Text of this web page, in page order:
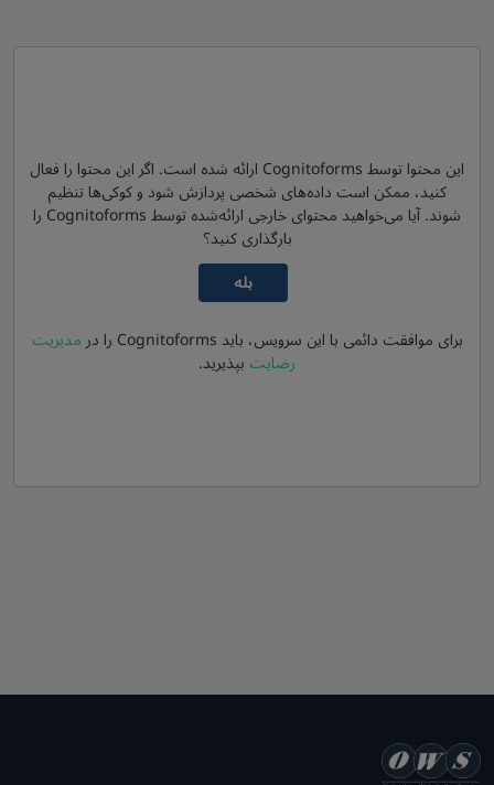
این محتوا توسطCognitoforms ارائه شده است. اگر این محتوا را فعال
کنید، ممکن است داده‌های شخصی پردازش شود و کوکی‌ها تنظیم
شوند. آیا می‌خواهید محتوای خارجی ارائه‌شده توسطCognitoforms را
بارگذاری کنید؟
بله
برای موافقت دائمی با این سرویس، بایدCognitoforms را درمدیریت
رضایت بپذیرید.